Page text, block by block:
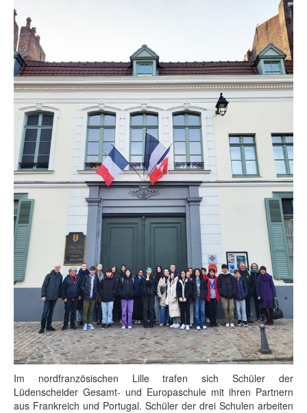
Im nordfranzösischen Lille trafen sich Schüler der
Lüdenscheider Gesamt- und Europaschule mit ihren Partnern
aus Frankreich und Portugal. Schüler der drei Schulen arbeiten